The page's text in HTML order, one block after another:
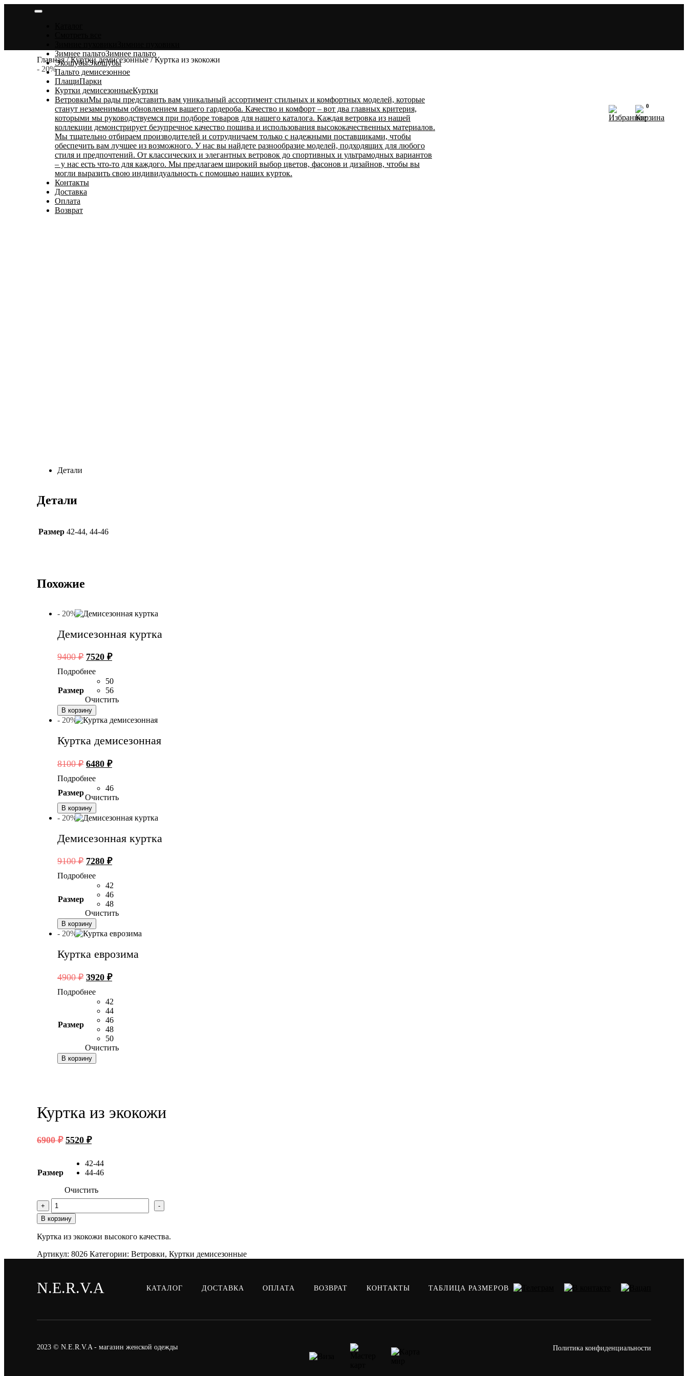
Зимнее пальтоЗимнее пальто
ЭкошубыЭкошубы
Пальто демисезонное
ПлащиПарки
Куртки демисезонныеКуртки
ВетровкиМы рады представить вам уникальный ассортимент стильных и комфортных моделей, которые
станут незаменимым обновлением вашего гардероба. Качество и комфорт – вот два главных критерия,
которыми мы руководствуемся при подборе товаров для нашего каталога. Каждая ветровка из нашей
коллекции демонстрирует безупречное качество пошива и использования высококачественных материалов.
Мы тщательно отбираем производителей и сотрудничаем только с надежными поставщиками, чтобы
обеспечить вам лучшее из возможного. У нас вы найдете разнообразие моделей, подходящих для любого
стиля и предпочтений. От классических и элегантных ветровок до спортивных и ультрамодных вариантов
– у нас есть что-то для каждого. Мы предлагаем широкий выбор цветов, фасонов и дизайнов, чтобы вы
могли выразить свою индивидуальность с помощью наших курток.
Контакты
Доставка
Оплата
Возврат
0
Главная/Куртки демисезонные/ Куртка из экокожи
- 20%
Куртка из экокожи
6900₽ Первоначальная
составляла
6900 ₽.
5520 ₽Текущая
5520 ₽.
Размер
42-44
44-46
Очистить
+
Количество
товара
Куртка
из
экокожи
-
В корзину
Куртка из экокожи высокого качества.
Артикул: 8026 Категории: Ветровки, Куртки демисезонные
Детали
Детали
Размер 42-44, 44-46
Похожие
- 20%
Демисезонная куртка
9400₽ Первоначальная
составляла
9400 ₽.
7520 ₽Текущая
7520 ₽.
Подробнее
Размер
50
56
Очистить
В корзину
- 20%
Куртка демисезонная
8100₽ Первоначальная
составляла
8100 ₽.
6480 ₽Текущая
6480 ₽.
Подробнее
Размер
46
Очистить
В корзину
- 20%
Демисезонная куртка
9100₽ Первоначальная
составляла
9100 ₽.
7280 ₽Текущая
7280 ₽.
Подробнее
Размер
42
46
48
Очистить
В корзину
- 20%
Куртка еврозима
4900₽ Первоначальная
составляла
4900 ₽.
3920 ₽Текущая
3920 ₽.
Подробнее
Размер
42
44
46
48
50
Очистить
В корзину
N.E.R.V.A КАТАЛОГ ДОСТАВКА ОПЛАТА ВОЗВРАТ КОНТАКТЫ ТАБЛИЦА РАЗМЕРОВ
2023 © N.E.R.V.A - магазин женской одежды Политика конфиденциальности